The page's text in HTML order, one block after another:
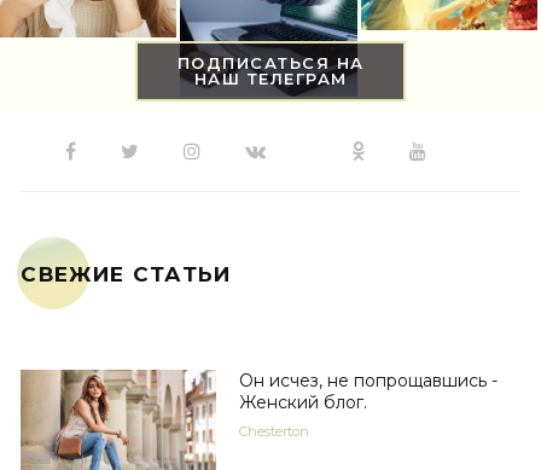
ПОДПИСАТЬСЯ НА
НАШ ТЕЛЕГРАМ
СВЕЖИЕ СТАТЬИ
Он исчез, не попрощавшись -
Женский блог.
Chesterton